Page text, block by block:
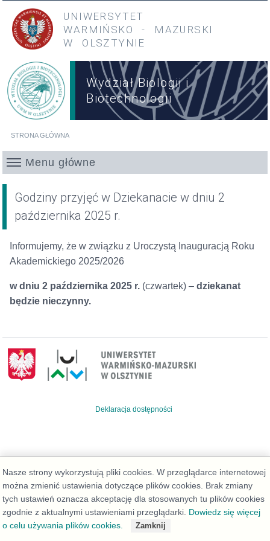
Przejdź do treści
Przejdź do menu głównego
UNIWERSYTET
WARMIŃSKO
- MAZURSKI
W OLSZTYNIE
Wydział Biologii i
Biotechnologii
STRONA GŁÓWNA
Menu główne
Godziny przyjęć w Dziekanacie w dniu 2
października 2025 r.
Informujemy, że w związku z Uroczystą Inauguracją Roku
Akademickiego 2025/2026
w dniu 2 października 2025 r.(czwartek) – dziekanat
będzie nieczynny.
Deklaracja dostępności
Nasze strony wykorzystują pliki cookies. W przeglądarce internetowej
można zmienić ustawienia dotyczące plików cookies. Brak zmiany
tych ustawień oznacza akceptację dla stosowanych tu plików cookies
zgodnie z aktualnymi ustawieniami przeglądarki. Dowiedz się więcej
o celu używania plików cookies.